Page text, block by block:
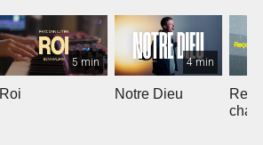
5 min
Roi
4 min
Notre Dieu
chant